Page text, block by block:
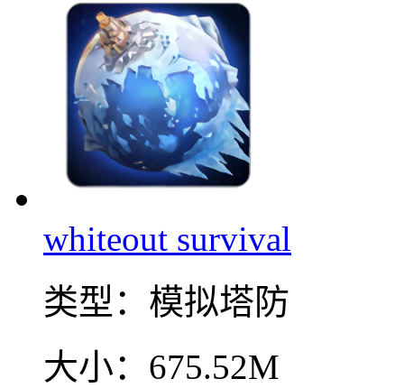
whiteout survival
类型： 模拟塔防
大小： 675.52M